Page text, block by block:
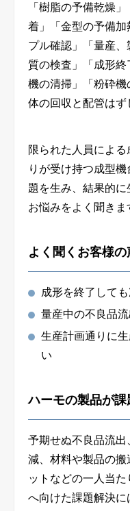
「樹脂の予備乾燥
着」「金型の予備
プル確認」「量産
質の検査」「成形
機の清掃」「粉砕
体の回収と配管はず
限られた人員によ
りが受け持つ成型
題を生み、結果的
お悩みをよく聞きま
よく聞くお客様の
成形を終了して
量産中の不良品
生産計画通りに
い
ハーモの製品が
予期せぬ不良品流出
減、材料や製品の
ットなどの一人当
へ向けた課題解決に